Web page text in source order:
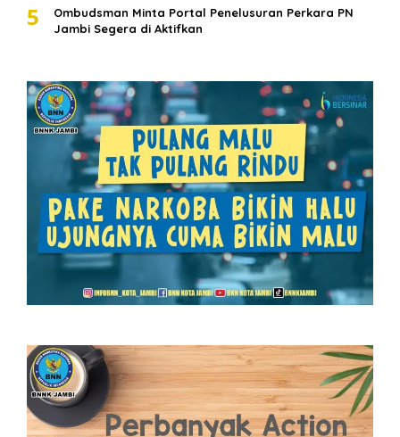
5
Ombudsman Minta Portal Penelusuran Perkara PN
Jambi Segera di Aktifkan